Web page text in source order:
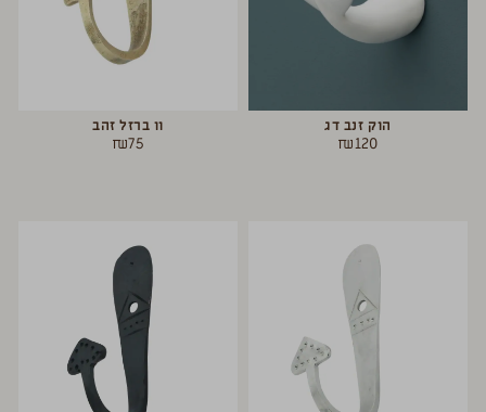
הוק זנב דג
₪120
וו ברזל זהב
₪75